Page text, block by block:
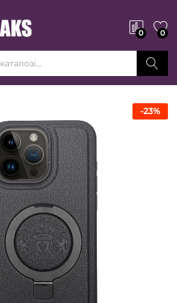
0 0
Вперед!
-23%